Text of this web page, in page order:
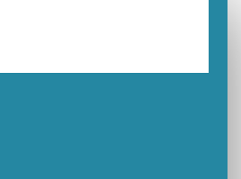
à Lons-le-Saunier !